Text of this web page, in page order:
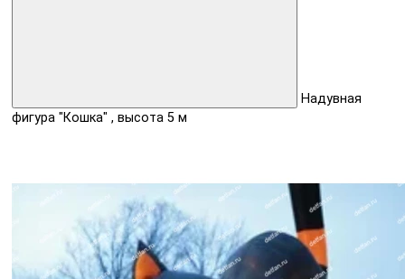
Надувная
фигура "Кошка" , высота 5 м